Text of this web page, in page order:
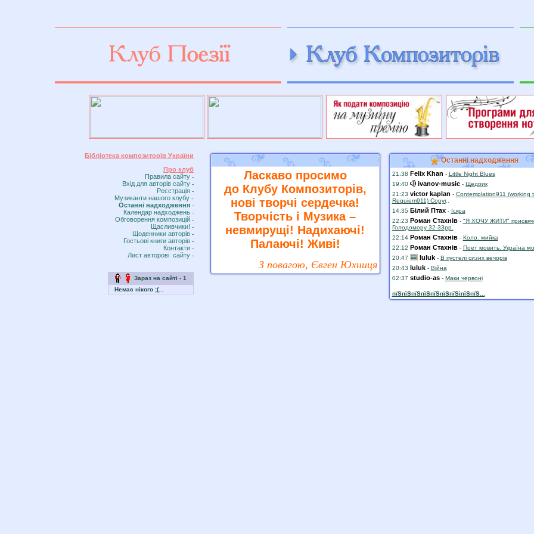
Бібліотека композиторів України
Про клуб
Правила сайту -
Вхiд для авторів сайту -
Реєстрація -
Музиканти нашого клубу -
Останні надходження -
Календар надходжень -
Обговорення композицій -
Щасливчики! -
Щоденники aвторів -
Гостьові книги aвторів -
Контакти -
Лист авторові сайту -
Зараз на сайті - 1
Немає нікого ;(...
Ласкаво просимо
до Клубу Композиторів,
нові творчі сердечка!
Творчість і Музика –
невмирущі! Надихаючі!
Палаючі! Живі!
З повагою, Євген Юхниця
Останні надходження
21:38 Felix Khan - Little Night Blues
19:40
ivanov-music- Щедрик
21:23 victor kaplan - Contemplation911 (working
Requiem911) Copyr..
14:35 Білий Птах- Іскра
22:23 Роман Стахнів- "Я ХОЧУ ЖИТИ"
Голодомору 32-33рр.
22:14 Роман Стахнів- Коло. мийка
22:12 Роман Стахнів- Поет мовить. Україна
20:47
luluk- В пустелі сизих вечорів
20:43 luluk- Війна
02:37 studio-as- Маки червоні
пїЅпїЅпїЅпїЅпїЅпїЅпїЅiпїЅпїЅ...